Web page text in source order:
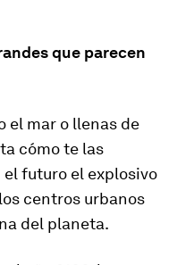
que parecen
el mar o llenas de
cómo te las
el futuro el explosivo
centros urbanos
del planeta.